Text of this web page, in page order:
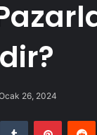
26, 2024
Tumblr Pinterest